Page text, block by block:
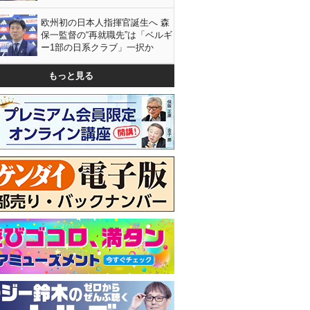
欧州初の日本人指揮官誕生へ 森
保一監督の“再就職先”は「ベルギ
ー1部の日系クラブ」一択か
もっと見る